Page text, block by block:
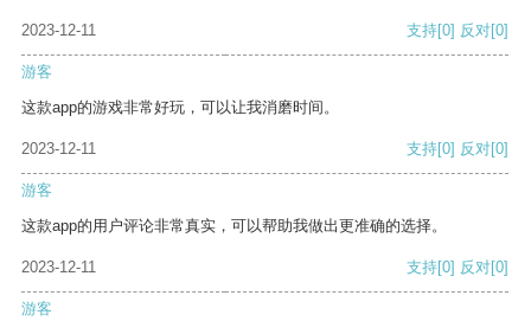
2023-12-11 支持[0] 反对[0]
游客
这款app的游戏非常好玩，可以让我消磨时间。
2023-12-11 支持[0] 反对[0]
游客
这款app的用户评论非常真实，可以帮助我做出更准确的选择。
2023-12-11 支持[0] 反对[0]
游客